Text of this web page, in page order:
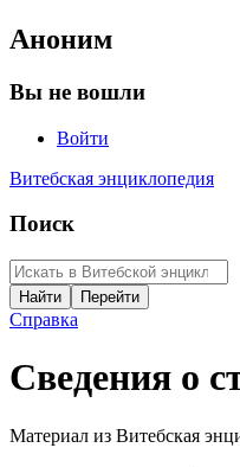
Аноним
Вы не вошли
Войти
Витебская энциклопедия
Поиск
Справка
Сведения о
Материал из Витебская